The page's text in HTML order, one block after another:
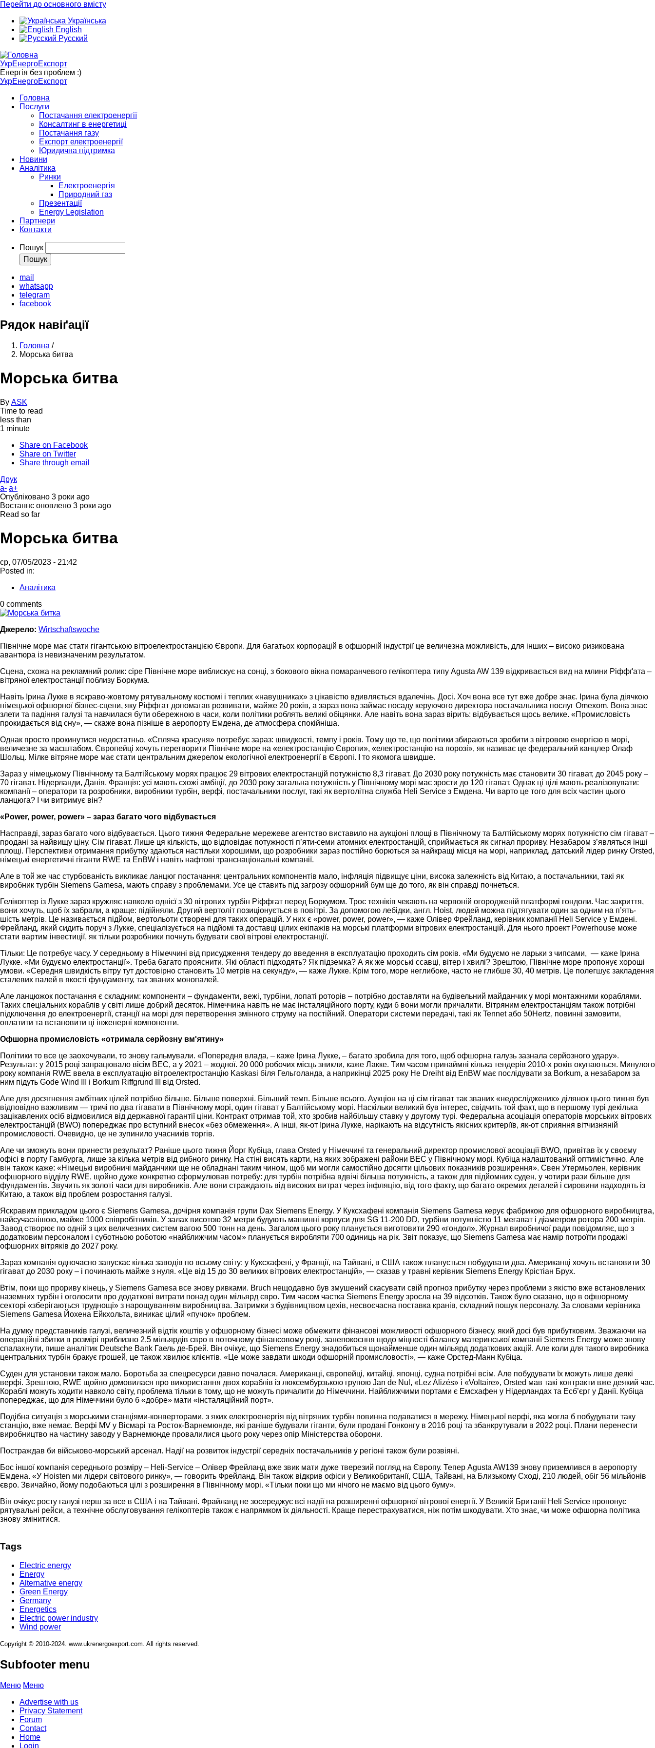
Перейти до основного вмісту
Українська
English
Русский
УкрЕнергоЕкспорт
Енергія без проблем :)
УкрЕнергоЕкспорт
Головна
Послуги
Постачання електроенергії
Консалтинг в енергетиці
Постачання газу
Експорт електроенергії
Юридична підтримка
Новини
Аналітика
Ринки
Електроенергія
Природний газ
Презентації
Energy Legislation
Партнери
Контакти
Пошук
mail
whatsapp
telegram
facebook
Рядок навіґації
Головна /
Морська битва
Морська битва
By ASK
Time to read
less than
1 minute
Share on Facebook
Share on Twitter
Share through email
Друк
a- a+
Опубліковано 3 роки ago
Востаннє оновлено 3 роки ago
Read so far
Морська битва
ср, 07/05/2023 - 21:42
Posted in:
Аналітика
0 comments
Джерело: Wirtschaftswoche
Північне море має стати гігантською вітроелектростанцією Європи. Для багатьох корпорацій в офшорній індустрії це величезна можливість, для інших – високо ризикована
авантюра із невизначеним результатом.
Сцена, схожа на рекламний ролик: сіре Північне море виблискує на сонці, з бокового вікна помаранчевого гелікоптера типу Agusta AW 139 відкривається вид на млини Ріффґата –
вітряної електростанції поблизу Боркума.
Навіть Ірина Лукке в яскраво-жовтому рятувальному костюмі і теплих «навушниках» з цікавістю вдивляється вдалечінь. Досі. Хоч вона все тут вже добре знає. Ірина була діячкою
німецької офшорної бізнес-сцени, яку Ріффгат допомагав розвивати, майже 20 років, а зараз вона займає посаду керуючого директора постачальника послуг Omexom. Вона знає
злети та падіння галузі та навчилася бути обережною в часи, коли політики роблять великі обіцянки. Але навіть вона зараз вірить: відбувається щось велике. «Промисловість
прокидається від сну», — скаже вона пізніше в аеропорту Емдена, де атмосфера спокійніша.
Однак просто прокинутися недостатньо. «Спляча красуня» потребує зараз: швидкості, темпу і років. Тому що те, що політики збираються зробити з вітровою енергією в морі,
величезне за масштабом. Європейці хочуть перетворити Північне море на «електростанцію Європи», «електростанцію на порозі», як називає це федеральний канцлер Олаф
Шольц. Мілке вітряне море має стати центральним джерелом екологічної електроенергії в Європі. І то якомога швидше.
Зараз у німецькому Північному та Балтійському морях працює 29 вітрових електростанцій потужністю 8,3 гігават. До 2030 року потужність має становити 30 гігават, до 2045 року –
70 гігават. Нідерланди, Данія, Франція: усі мають схожі амбіції, до 2030 року загальна потужність у Північному морі має зрости до 120 гігават. Однак ці цілі мають реалізовувати:
компанії – оператори та розробники, виробники турбін, верфі, постачальники послуг, такі як вертолітна служба Heli Service з Емдена. Чи варто це того для всіх частин цього
ланцюга? І чи витримує він?
«Power, power, power» – зараз багато чого відбувається
Насправді, зараз багато чого відбувається. Цього тижня Федеральне мережеве агентство виставило на аукціоні площі в Північному та Балтійському морях потужністю сім гігават –
продані за найвищу ціну. Сім гігават. Лише ця кількість, що відповідає потужності п’яти-семи атомних електростанцій, сприймається як сигнал прориву. Незабаром з’являться інші
площі. Перспективи отримання прибутку здаються настільки хорошими, що розробники зараз постійно борються за найкращі місця на морі, наприклад, датський лідер ринку Orsted,
німецькі енергетичні гіганти RWE та EnBW і навіть нафтові транснаціональні компанії.
Але в той же час стурбованість викликає ланцюг постачання: центральних компонентів мало, інфляція підвищує ціни, висока залежність від Китаю, а постачальники, такі як
виробник турбін Siemens Gamesa, мають справу з проблемами. Усе це ставить під загрозу офшорний бум ще до того, як він справді почнеться.
Гелікоптер із Лукке зараз кружляє навколо однієї з 30 вітрових турбін Ріффгат перед Боркумом. Троє техніків чекають на червоній огородженій платформі гондоли. Час закриття,
вони хочуть, щоб їх забрали, а краще: підійняли. Другий вертоліт позиціонується в повітрі. За допомогою лебідки, англ. Hoist, людей можна підтягувати один за одним на п’ять-
шість метрів. Це називається підйом, вертольоти створені для таких операцій. У них є «power, power, power», — каже Олівер Фрейланд, керівник компанії Heli Service у Емдені.
Фрейланд, який сидить поруч з Лукке, спеціалізується на підйомі та доставці цілих екіпажів на морські платформи вітрових електростанцій. Для нього проект Powerhouse може
стати вартим інвестиції, як тільки розробники почнуть будувати свої вітрові електростанції.
Тільки: Це потребує часу. У середньому в Німеччині від присудження тендеру до введення в експлуатацію проходить сім років. «Ми будуємо не ларьки з чипсами, — каже Ірина
Лукке. «Ми будуємо електростанції». Треба багато прояснити. Які області підходять? Як підземка? А як же морські ссавці, вітер і хвилі? Зрештою, Північне море пропонує хороші
умови. «Середня швидкість вітру тут достовірно становить 10 метрів на секунду», — каже Лукке. Крім того, море неглибоке, часто не глибше 30, 40 метрів. Це полегшує закладення
сталевих палей в якості фундаменту, так званих монопалей.
Але ланцюжок постачання є складним: компоненти – фундаменти, вежі, турбіни, лопаті роторів – потрібно доставляти на будівельний майданчик у морі монтажними кораблями.
Таких спеціальних кораблів у світі лише добрий десяток. Німеччина навіть не має інсталяційного порту, куди б вони могли причалити. Вітряним електростанціям також потрібні
підключення до електроенергії, станції на морі для перетворення змінного струму на постійний. Оператори системи передачі, такі як Tennet або 50Hertz, повинні замовити,
оплатити та встановити ці інженерні компоненти.
Офшорна промисловість «отримала серйозну вм'ятину»
Політики то все це заохочували, то знову гальмували. «Попередня влада, – каже Ірина Лукке, – багато зробила для того, щоб офшорна галузь зазнала серйозного удару».
Результат: у 2015 році запрацювало вісім ВЕС, а у 2021 – жодної. 20 000 робочих місць зникли, каже Лакке. Тим часом принаймні кілька тендерів 2010-х років окупаються. Минулого
року компанія RWE ввела в експлуатацію вітроелектростанцію Kaskasi біля Гельголанда, а наприкінці 2025 року He Dreiht від EnBW має послідувати за Borkum, а незабаром за
ним підуть Gode Wind III і Borkum Riffgrund III від Orsted.
Але для досягнення амбітних цілей потрібно більше. Більше поверхні. Більший темп. Більше всього. Аукціон на ці сім гігават так званих «недосліджених» ділянок цього тижня був
відповідно важливим — тричі по два гігавати в Північному морі, один гігават у Балтійському морі. Наскільки великий був інтерес, свідчить той факт, що в першому турі декілька
зацікавлених осіб відмовилися від державної гарантії ціни. Контракт отримав той, хто зробив найбільшу ставку у другому турі. Федеральна асоціація операторів морських вітрових
електростанцій (BWO) попереджає про вступний внесок «без обмеження». А інші, як-от Ірина Лукке, нарікають на відсутність якісних критеріїв, як-от сприяння вітчизняній
промисловості. Очевидно, це не зупинило учасників торгів.
Але чи зможуть вони принести результат? Раніше цього тижня Йорг Кубіца, глава Orsted у Німеччині та генеральний директор промислової асоціації BWO, привітав їх у своєму
офісі в порту Гамбурга, лише за кілька метрів від рибного ринку. На стіні висять карти, на яких зображені райони ВЕС у Північному морі. Кубіца налаштований оптимістично. Але
він також каже: «Німецькі виробничі майданчики ще не обладнані таким чином, щоб ми могли самостійно досягти цільових показників розширення». Свен Утермьолен, керівник
офшорного відділу RWE, щойно дуже конкретно сформулював потребу: для турбін потрібна вдвічі більша потужність, а також для підйомних суден, у чотири рази більше для
фундаментів. Звучить як золоті часи для виробників. Але вони страждають від високих витрат через інфляцію, від того факту, що багато окремих деталей і сировини надходять із
Китаю, а також від проблем розростання галузі.
Яскравим прикладом цього є Siemens Gamesa, дочірня компанія групи Dax Siemens Energy. У Куксхафені компанія Siemens Gamesa керує фабрикою для офшорного виробництва,
найсучаснішою, майже 1000 співробітників. У залах висотою 32 метри будують машинні корпуси для SG 11-200 DD, турбіни потужністю 11 мегават і діаметром ротора 200 метрів.
Завод створює по одній з цих величезних систем вагою 500 тонн на день. Загалом цього року планується виготовити 290 «гондол». Журнал виробничої ради повідомляє, що з
додатковим персоналом і суботньою роботою «найближчим часом» планується виробляти 700 одиниць на рік. Звіт показує, що Siemens Gamesa має намір потроїти продажі
офшорних вітряків до 2027 року.
Зараз компанія одночасно запускає кілька заводів по всьому світу: у Куксхафені, у Франції, на Тайвані, в США також планується побудувати два. Американці хочуть встановити 30
гігават до 2030 року – і починають майже з нуля. «Це від 15 до 30 великих вітрових електростанцій», — сказав у травні керівник Siemens Energy Крістіан Брух.
Втім, поки що прориву кінець, у Siemens Gamesa все знову ривками. Bruch нещодавно був змушений скасувати свій прогноз прибутку через проблеми з якістю вже встановлених
наземних турбін і оголосити про додаткові витрати понад один мільярд євро. Тим часом частка Siemens Energy зросла на 39 відсотків. Також було сказано, що в офшорному
секторі «зберігаються труднощі» з нарощуванням виробництва. Затримки з будівництвом цехів, несвоєчасна поставка кранів, складний пошук персоналу. За словами керівника
Siemens Gamesa Йохена Ейкхольта, виникає цілий «пучок» проблем.
На думку представників галузі, величезний відтік коштів у офшорному бізнесі може обмежити фінансові можливості офшорного бізнесу, який досі був прибутковим. Зважаючи на
операційні збитки в розмірі приблизно 2,5 мільярдів євро в поточному фінансовому році, занепокоєння щодо міцності балансу материнської компанії Siemens Energy може знову
спалахнути, пише аналітик Deutsche Bank Гаель де-Брей. Він очікує, що Siemens Energy знадобиться щонайменше один мільярд додаткових акцій. Але коли для такого виробника
центральних турбін бракує грошей, це також хвилює клієнтів. «Це може завдати шкоди офшорній промисловості», — каже Орстед-Манн Кубіца.
Суден для установки також мало. Боротьба за спецресурси давно почалася. Американці, європейці, китайці, японці, судна потрібні всім. Але побудувати їх можуть лише деякі
верфі. Зрештою, RWE щойно домовилася про використання двох кораблів із люксембурзькою групою Jan de Nul, «Lez Alizés» і «Voltaire», Orsted мав такі контракти вже деякий час.
Кораблі можуть ходити навколо світу, проблема тільки в тому, що не можуть причалити до Німеччини. Найближчими портами є Емсхафен у Нідерландах та Есб’єрг у Данії. Кубіца
попереджає, що для Німеччини було б «добре» мати «інсталяційний порт».
Подібна ситуація з морськими станціями-конверторами, з яких електроенергія від вітряних турбін повинна подаватися в мережу. Німецької верфі, яка могла б побудувати таку
станцію, вже немає. Верфі MV у Вісмарі та Росток-Варнемюнде, які раніше будували гіганти, були продані Гонконгу в 2016 році та збанкрутували в 2022 році. Плани перенести
виробництво на частину заводу у Варнемюнде провалилися цього року через опір Міністерства оборони.
Постраждав би військово-морський арсенал. Надії на розвиток індустрії середніх постачальників у регіоні також були розвіяні.
Бос іншої компанія середнього розміру – Heli-Service – Олівер Фрейланд вже звик мати дуже тверезий погляд на Європу. Тепер Agusta AW139 знову приземлився в аеропорту
Емдена. «У Hoisten ми лідери світового ринку», — говорить Фрейланд. Він також відкрив офіси у Великобританії, США, Тайвані, на Близькому Сході, 210 людей, обіг 56 мільйонів
євро. Звичайно, йому подобаються цілі з розширення в Північному морі. «Тільки поки що ми нічого не маємо від цього буму».
Він очікує росту галузі перш за все в США і на Тайвані. Фрайланд не зосереджує всі надії на розширенні офшорної вітрової енергії. У Великій Британії Heli Service пропонує
рятувальні рейси, а технічне обслуговування гелікоптерів також є напрямком їх діяльності. Краще перестрахуватися, ніж потім шкодувати. Хто знає, чи може офшорна політика
знову змінитися.
Tags
Electric energy
Energy
Alternative energy
Green Energy
Germany
Energetics
Electric power industry
Wind power
Copyright © 2010-2024. www.ukrenergoexport.com. All rights reserved.
Subfooter menu
Меню Меню
Advertise with us
Privacy Statement
Forum
Contact
Home
Login